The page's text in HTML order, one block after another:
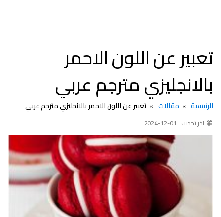
تعبير عن اللون الاحمر
بالانجليزي مترجم عربي
الرئيسية مقالات تعبير عن اللون الاحمر بالانجليزي مترجم عربي
اخر تحديث : 01-12-2024